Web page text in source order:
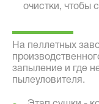
очистки, чтобы
На пеллетных
запыление и где
пылеуловителя.